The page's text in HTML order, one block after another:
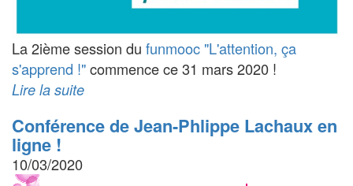
La 2ième session du funmooc "L'attention, ça
s'apprend !"commence ce 31 mars 2020 !
Lire la suite
Conférence de Jean-Phlippe Lachaux en
ligne !
10/03/2020